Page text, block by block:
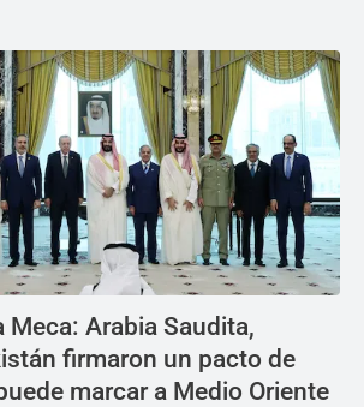
Meca: Arabia Saudita,
firmaron un pacto de
marcar a Medio Oriente